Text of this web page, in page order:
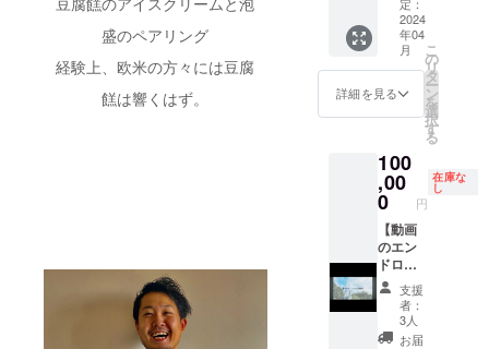
盛のペアリング
経験上、欧米の方々には豆腐
餻は響くはず。
す。 商
品開封
前には
必ずお
リター
ンに貼
たラベ
ルや注
意書き
をご確
認くだ
さ
い。」
です。
※ ガス
トロノ
ミー
ズムの
リター
せるこ
とが可
能で
す。
※2025
年9月30
日まで
有効
イメー
ジで
す。 ※
掲載期
間
YouTub
e内半永
必ず備
考欄に
希望さ
れるお
名前、
企業名
をご記
入くだ
さい。
お客様
負担と
なりま
す。ご
了承く
ださい
び添加
物等の
食品表
示はお
届け商
品のラ
ベルに
表記さ
れま
す。 商
品開封
チャ
ビー
チ」で
BBQが
出来る
権利】
宮古島
でつな
がって
る来間
島にあ
る秘
境、パ
チャ
ビーチ
でエタ
デスプ
リチー
2024
年04
月
詳細を見る
こ
の
リ
タ
ー
ン
を
選
択
す
る
100
,00
0 円
在庫な
し
【動画
のエン
ドロー
ルに企
業名や
個人名
を載せ
支援
者：
3人
お届